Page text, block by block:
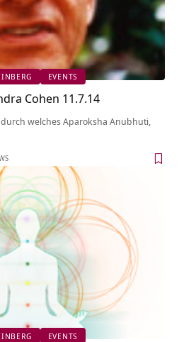
EVENTS
Cohen 11.7.14
welches Aparoksha Anubhuti,
EVENTS